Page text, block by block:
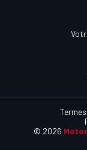
© 2026